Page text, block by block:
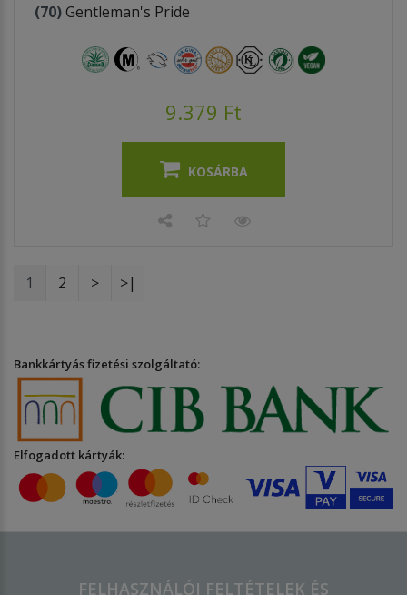
(70)Gentleman's Pride
9.379 Ft
KOSÁRBA
1 2 > >|
Bankkártyás fizetési szolgáltató:
Elfogadott kártyák:
FELHASZNÁLÓI FELTÉTELEK ÉS